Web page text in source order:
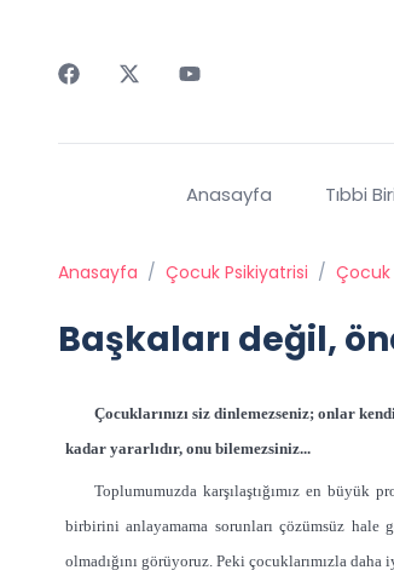
Anasayfa Tıbbi
Anasayfa / Çocuk Psikiyatrisi /
Başkaları değil,
Çocuklarınızı siz dinlemezseniz; onlar
kadar yararlıdır, onu bilemezsiniz...
Toplumumuzda karşılaştığımız en
birbirini anlayamama sorunları çözümsüz hale
olmadığını görüyoruz. Peki çocuklarımızla